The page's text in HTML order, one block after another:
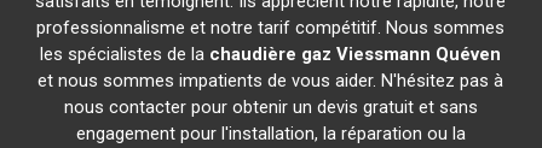
professionnalisme et notre tarif compétitif. Nous sommes
les spécialistes de la chaudière gaz Viessmann Quéven
et nous sommes impatients de vous aider. N'hésitez pas à
nous contacter pour obtenir un devis gratuit et sans
engagement pour l'installation, la réparation ou la